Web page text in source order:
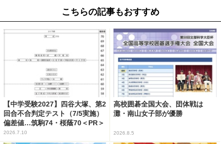
こちらの記事もおすすめ
【中学受験2027】四谷大塚、第2
回合不合判定テスト（7/5実施）
偏差値…筑駒74・桜蔭70＜PR＞
2026.7.10
高校囲碁全国大会、団体戦は
灘・南山女子部が優勝
2026.8.5